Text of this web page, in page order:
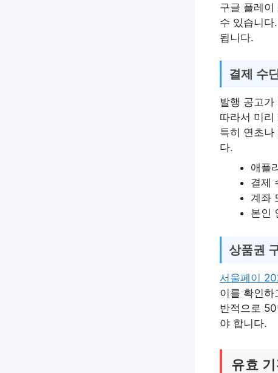
구글 플레이
수 있습니
됩니다.
결제 수
발행 공고
따라서 미
특히 연초나
다.
애플
결제
계좌
본인
상품권
서울페이
이를 확인
반적으로
야 합니다.
유효